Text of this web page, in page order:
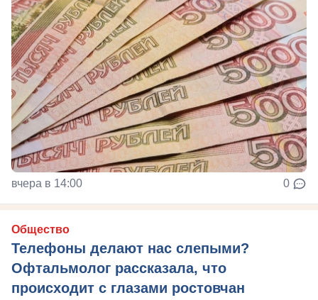
вчера в 14:00 0
Общество
Телефоны делают нас слепыми?
Офтальмолог рассказала, что
происходит с глазами ростовчан